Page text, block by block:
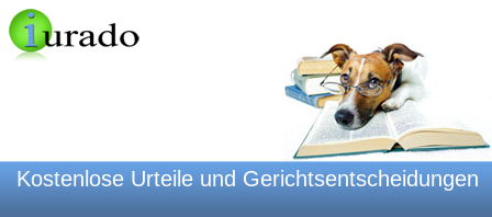
Kostenlose Urteile und Gerichtsentscheidungen